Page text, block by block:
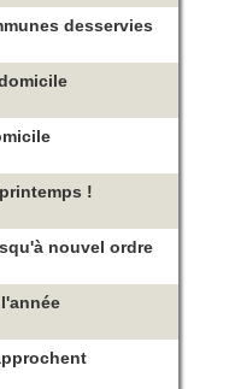
desservies
!
nouvel ordre